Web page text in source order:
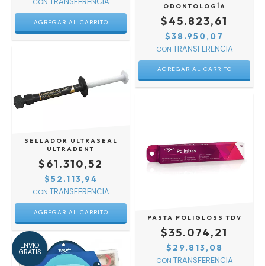
ODONTOLOGÍA
$45.823,61
$38.950,07
CON
AGREGAR AL CARRITO
SELLADOR ULTRASEAL
ULTRADENT
$61.310,52
$52.113,94
CON
PASTA POLIGLOSS TDV
$35.074,21
$29.813,08
CON
ENVÍO
GRATIS